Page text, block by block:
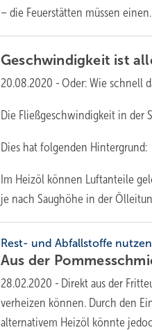
– die Feuerstätten müssen
Geschwindigkeit ist
20.08.2020 - Oder: Wie schnell
Die Fließgeschwindigkeit in der
Dies hat folgenden Hintergrund:
Im Heizöl können Luftanteile
je nach Saughöhe in der
Rest- und Abfallstoffe nutzen
Aus der
28.02.2020 - Direkt aus der
verheizen können. Durch den
alternativem Heizöl könnte